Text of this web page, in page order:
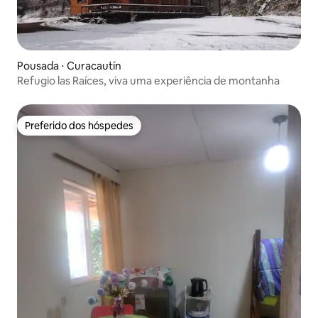
Pousada ⋅ Curacautín
Refugio las Raíces, viva uma experiência de montanha
Preferido dos hóspedes
Preferido dos hóspedes